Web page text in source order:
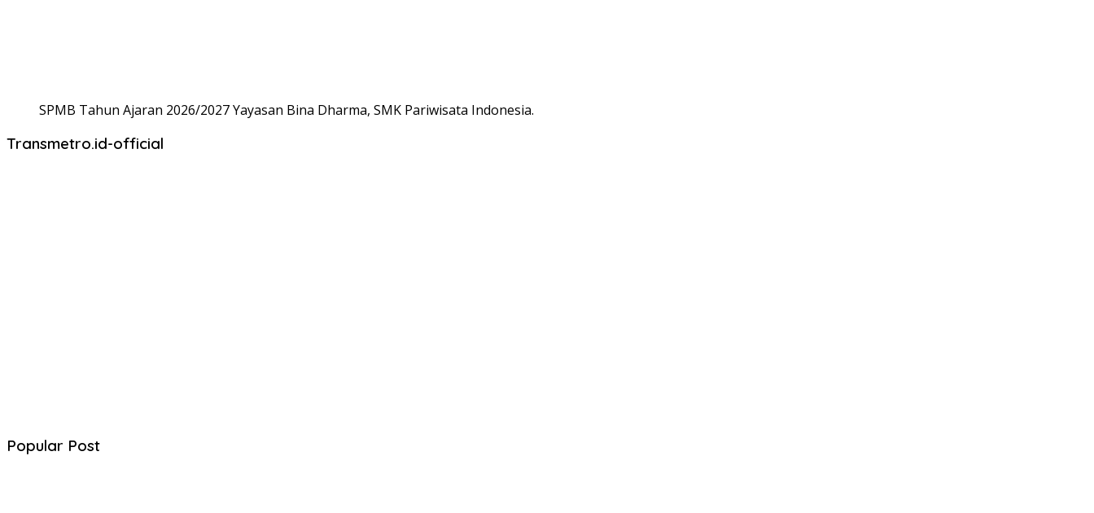
SPMB Tahun Ajaran 2026/2027 Yayasan Bina Dharma, SMK Pariwisata Indonesia.
Transmetro.id-official
Popular Post